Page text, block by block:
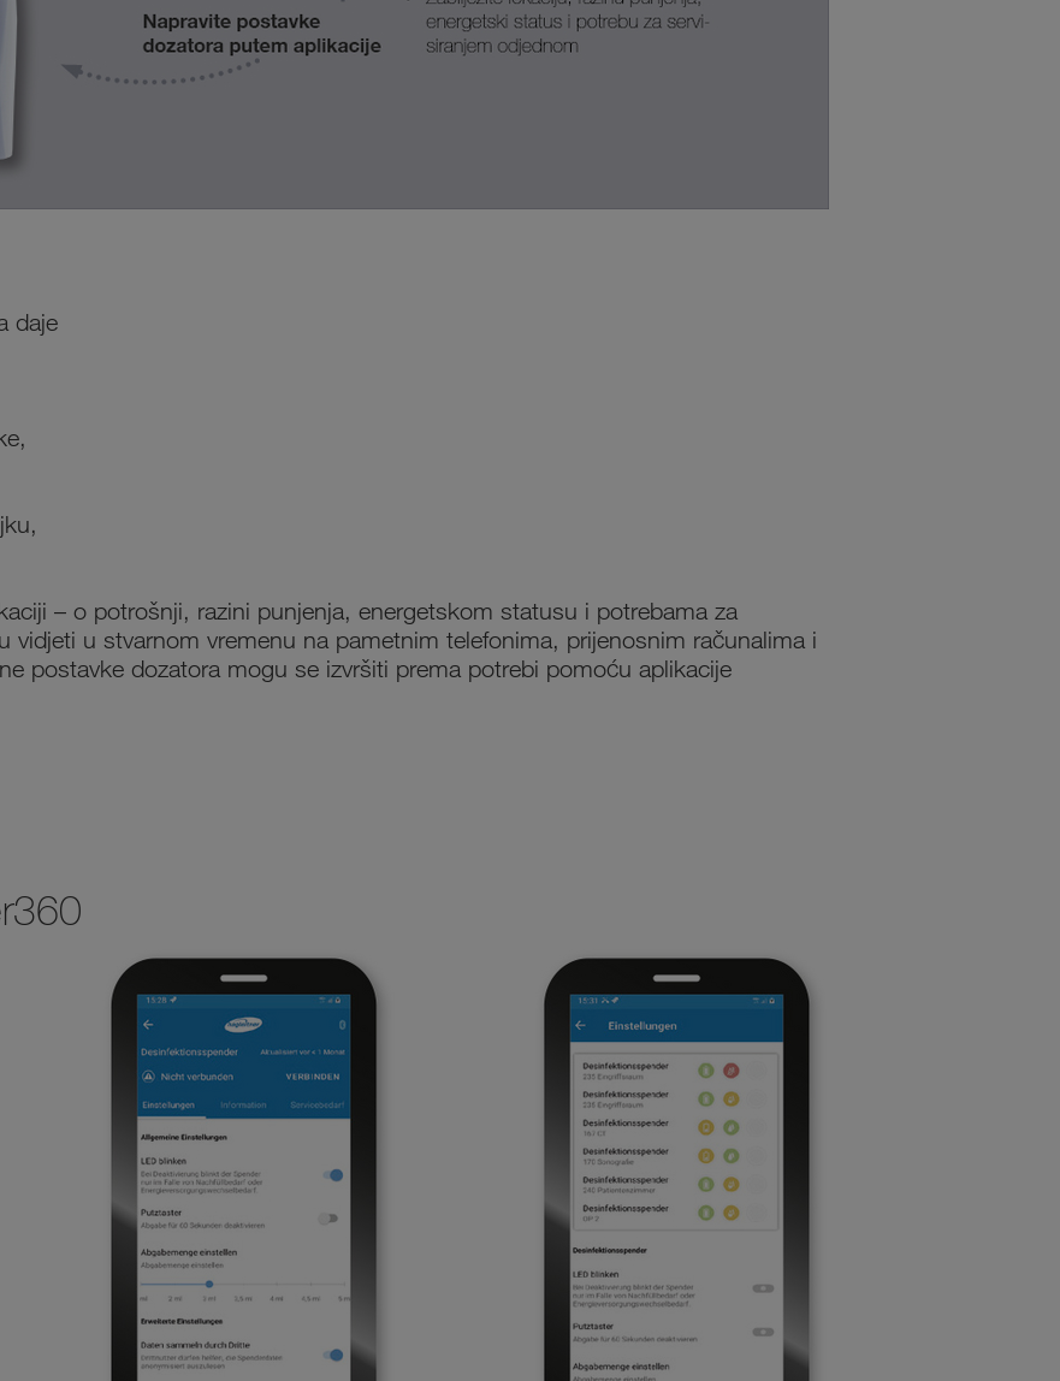
daje
– o potrošnji, razini punjenja, energetskom statusu i potrebama za
vidjeti u stvarnom vremenu na pametnim telefonima, prijenosnim računalima i
postavke dozatora mogu se izvršiti prema potrebi pomoću aplikacije